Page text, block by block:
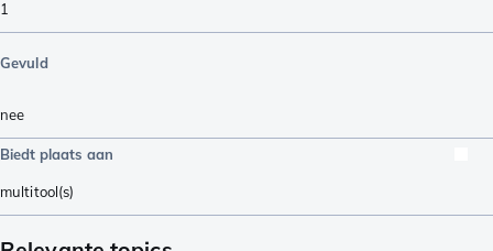
1
Gevuld
nee
Biedt plaats aan
multitool(s)